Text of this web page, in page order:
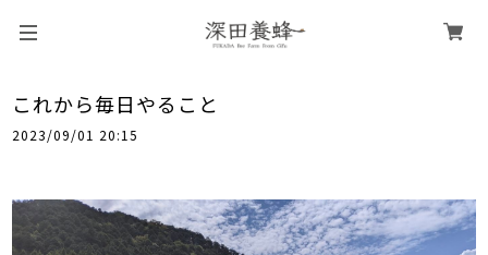
これから毎日やること
2023/09/01 20:15